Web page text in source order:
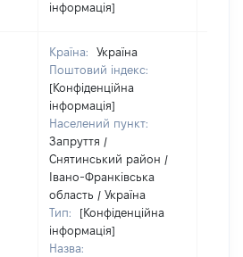
інформація]
Країна:
Україна
Поштовий індекс:
[Конфіденційна
інформація]
Населений пункт:
Запруття /
Снятинський район /
Івано-Франківська
область / Україна
Тип:
[Конфіденційна
інформація]
Назва: